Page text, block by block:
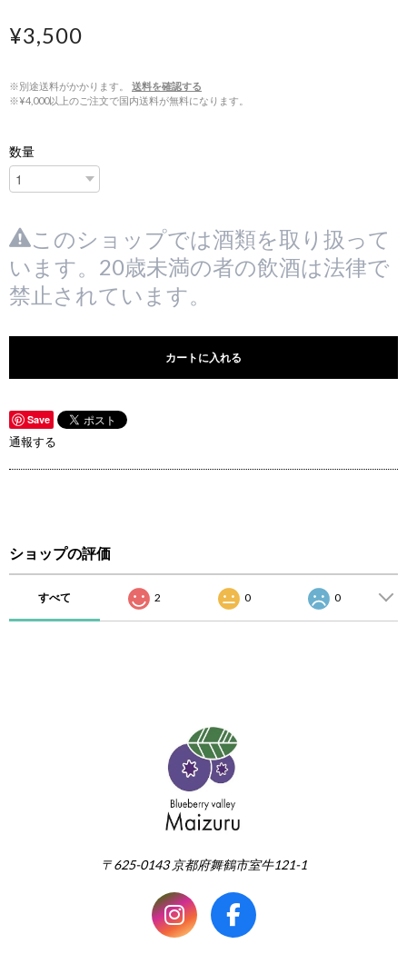
¥3,500
※別途送料がかかります。
送料を確認する
※¥4,000以上のご注文で国内送料が無料になります。
数量
このショップでは酒類を取り扱って
います。20歳未満の者の飲酒は法律で
禁止されています。
カートに入れる
Save
通報する
ショップの評価
すべて 2 0 0
〒625-0143 京都府舞鶴市室牛121-1